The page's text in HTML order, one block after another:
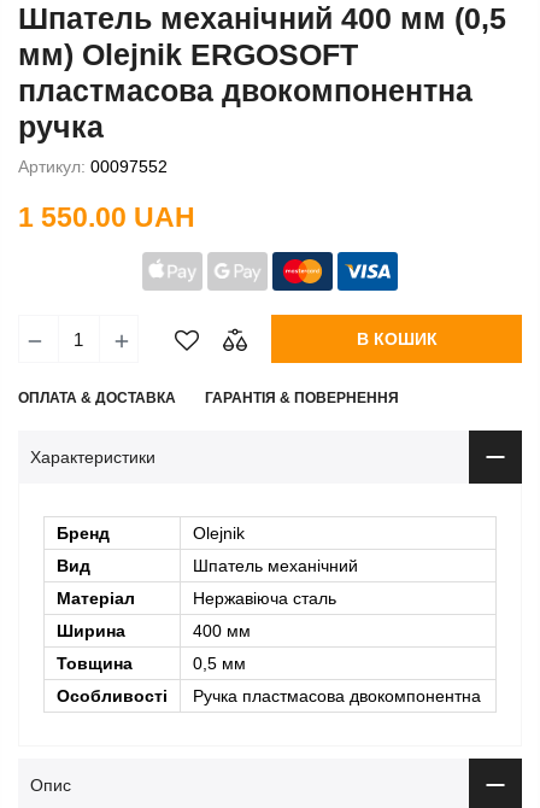
Шпатель механічний 400 мм (0,5
мм) Olejnik ERGOSOFT
пластмасова двокомпонентна
ручка
Артикул: 00097552
1 550.00 UAH
В КОШИК
ОПЛАТА & ДОСТАВКА ГАРАНТІЯ & ПОВЕРНЕННЯ
Характеристики
Бренд
Olejnik
Вид
Шпатель механічний
Матеріал
Нержавіюча сталь
Ширина
400 мм
Товщина
0,5 мм
Особливості
Ручка пластмасова двокомпонентна
Опис